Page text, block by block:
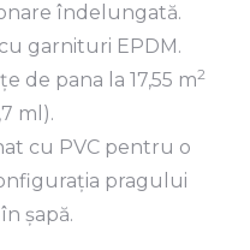
îndelungată.
garnituri EPDM.
de pana la 17,55 m2
ml).
cu PVC pentru o
pragului
şapă.